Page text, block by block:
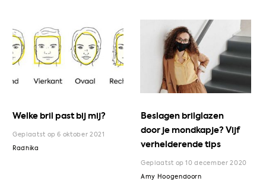
Welke bril past bij mij?
Geplaatst op 6 oktober 2021
Radhika
Beslagen brilglazen
door je mondkapje? Vijf
verhelderende tips
Geplaatst op 10 december 2020
Amy Hoogendoorn